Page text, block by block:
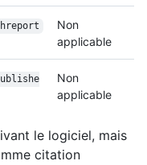
Non
applicable
Non
applicable
le logiciel, mais
citation